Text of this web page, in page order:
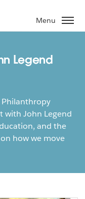
Menu
Legend
Philanthropy
with John Legend
and the
how we move